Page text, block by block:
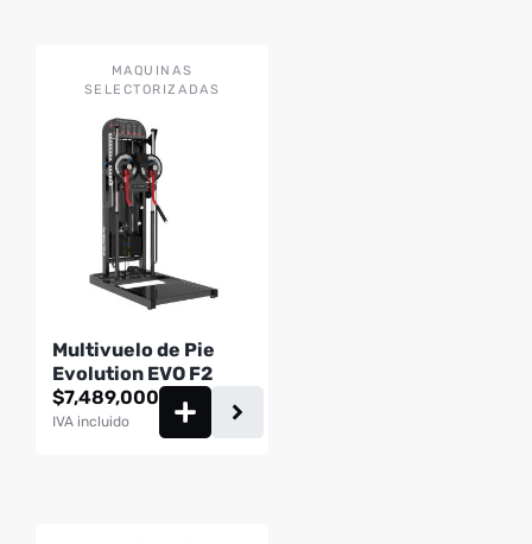
MAQUINAS
SELECTORIZADAS
Multivuelo de Pie
Evolution EVO F2
$7,489,000
IVA incluido